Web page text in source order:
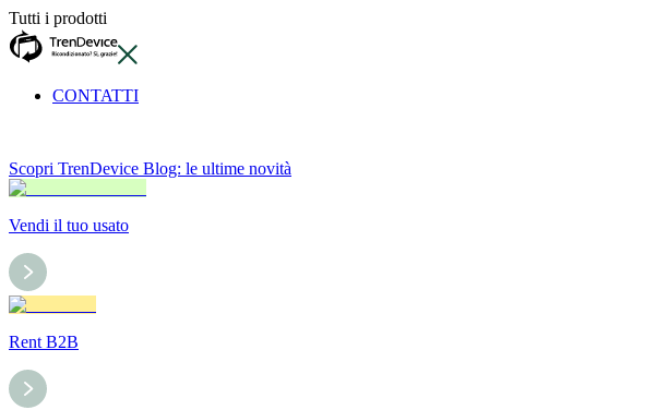
Tutti i prodotti
CONTATTI
Scopri TrenDevice Blog: le ultime novità
Vendi il tuo usato
Rent B2B